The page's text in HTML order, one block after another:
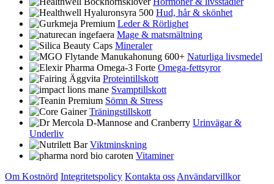
Hud, hår & skönhet
Leder & Rörlighet
Mage & matsmältning
Mineraler
Naturliga livsmedel
Omega-fettsyror
Proteintillskott
Svamptillskott
Sömn & Stress
Träningstillskott
Urinvägar &
Underliv
Viktminskning
Vitaminer
Om Kostnörd Integritetspolicy Kontakta oss Användarvillkor